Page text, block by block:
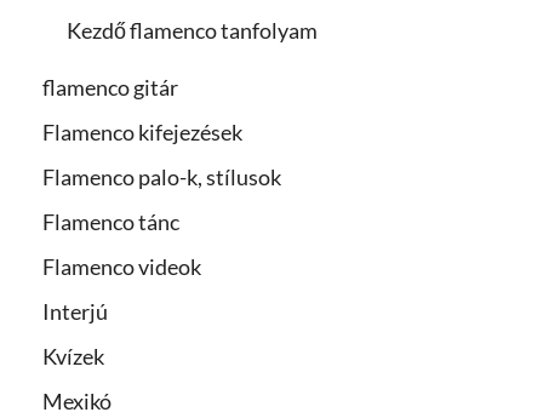
Kezdő flamenco tanfolyam
flamenco gitár
Flamenco kifejezések
Flamenco palo-k, stílusok
Flamenco tánc
Flamenco videok
Interjú
Kvízek
Mexikó